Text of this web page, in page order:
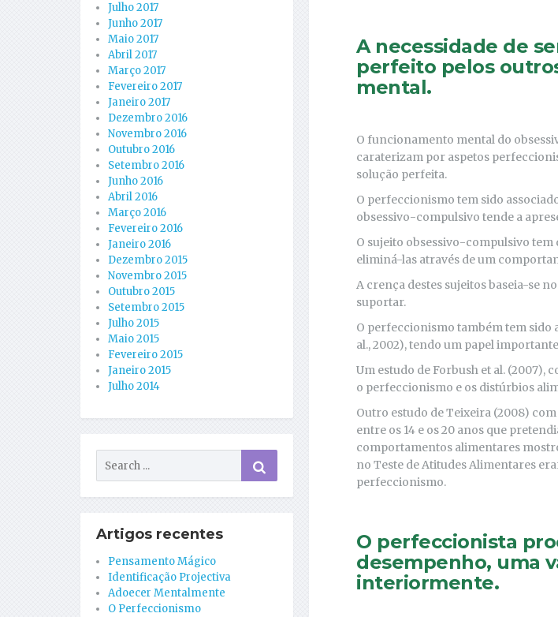
A necessidade de
perfeito pelos
mental.
O funcionamento mental do
caraterizam por aspetos
solução perfeita.
O perfeccionismo tem sido
obsessivo-compulsivo tende a
O sujeito obsessivo-compulsivo
eliminá-las através de um
A crença destes sujeitos baseia-se
suportar.
O perfeccionismo também tem
al., 2002), tendo um papel
Um estudo de Forbush et al.
o perfeccionismo e os distúrbios
Outro estudo de Teixeira (2008)
entre os 14 e os 20 anos que
comportamentos alimentares
no Teste de Atitudes Alimentares
perfeccionismo.
O perfeccionista
desempenho, uma
interiormente.
Julho 2017
Junho 2017
Maio 2017
Abril 2017
Março 2017
Fevereiro 2017
Janeiro 2017
Dezembro 2016
Novembro 2016
Outubro 2016
Setembro 2016
Junho 2016
Abril 2016
Março 2016
Fevereiro 2016
Janeiro 2016
Dezembro 2015
Novembro 2015
Outubro 2015
Setembro 2015
Julho 2015
Maio 2015
Fevereiro 2015
Janeiro 2015
Julho 2014
Artigos recentes
Pensamento Mágico
Identificação Projectiva
Adoecer Mentalmente
O Perfeccionismo